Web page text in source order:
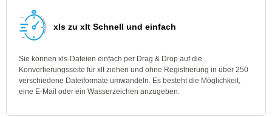
xls zu xlt Schnell und einfach
Sie können xls-Dateien einfach per Drag & Drop auf die
Konvertierungsseite für xlt ziehen und ohne Registrierung in über 250
verschiedene Dateiformate umwandeln. Es besteht die Möglichkeit,
eine E-Mail oder ein Wasserzeichen anzugeben.